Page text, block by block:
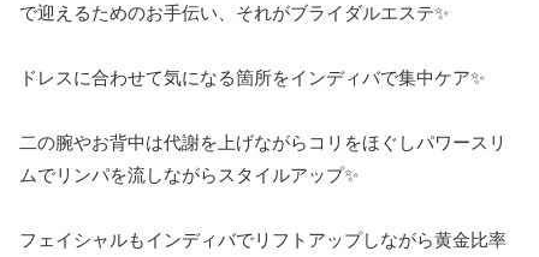
で迎えるためのお手伝い、それがブライダルエステ✨
ドレスに合わせて気になる箇所をインディバで集中ケア✨
二の腕やお背中は代謝を上げながらコリをほぐしパワースリ
ムでリンパを流しながらスタイルアップ✨
フェイシャルもインディバでリフトアップしながら黄金比率